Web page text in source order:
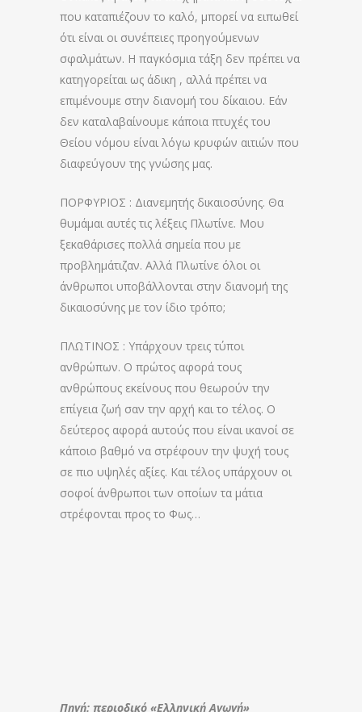
που καταπιέζουν το καλό, μπορεί να ειπωθεί
ότι είναι οι συνέπειες προηγούμενων
σφαλμάτων. Η παγκόσμια τάξη δεν πρέπει να
κατηγορείται ως άδικη , αλλά πρέπει να
επιμένουμε στην διανομή του δίκαιου. Εάν
δεν καταλαβαίνουμε κάποια πτυχές του
Θείου νόμου είναι λόγω κρυφών αιτιών που
διαφεύγουν της γνώσης μας.
ΠΟΡΦΥΡΙΟΣ : Διανεμητής δικαιοσύνης. Θα
θυμάμαι αυτές τις λέξεις Πλωτίνε. Μου
ξεκαθάρισες πολλά σημεία που με
προβλημάτιζαν. Αλλά Πλωτίνε όλοι οι
άνθρωποι υποβάλλονται στην διανομή της
δικαιοσύνης με τον ίδιο τρόπο;
ΠΛΩΤΙΝΟΣ : Υπάρχουν τρεις τύποι
ανθρώπων. Ο πρώτος αφορά τους
ανθρώπους εκείνους που θεωρούν την
επίγεια ζωή σαν την αρχή και το τέλος. Ο
δεύτερος αφορά αυτούς που είναι ικανοί σε
κάποιο βαθμό να στρέφουν την ψυχή τους
σε πιο υψηλές αξίες. Και τέλος υπάρχουν οι
σοφοί άνθρωποι των οποίων τα μάτια
στρέφονται προς το Φως…
Πηγή: περιοδικό «Ελληνική Αγωγή»